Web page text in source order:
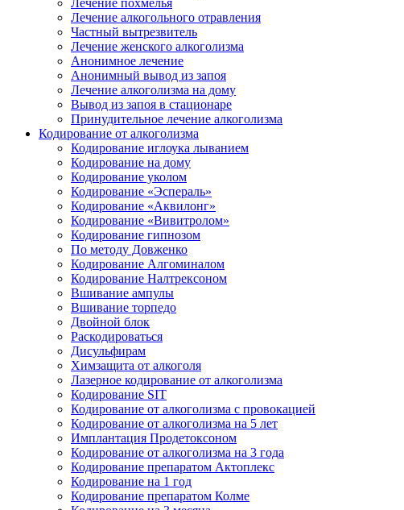
Лечение похмелья
Лечение алкогольного отравления
Частный вытрезвитель
Лечение женского алкоголизма
Анонимное лечение
Анонимный вывод из запоя
Лечение алкоголизма на дому
Вывод из запоя в стационаре
Принудительное лечение алкоголизма
Кодирование от алкоголизма
Кодирование иглоука лыванием
Кодирование на дому
Кодирование уколом
Кодирование «Эспераль»
Кодирование «Аквилонг»
Кодирование «Вивитролом»
Кодирование гипнозом
По методу Довженко
Кодирование Алгоминалом
Кодирование Налтрексоном
Вшивание ампулы
Вшивание торпедо
Двойной блок
Раскодироваться
Дисульфирам
Химзащита от алкоголя
Лазерное кодирование от алкоголизма
Кодирование SIT
Кодирование от алкоголизма с провокацией
Кодирование от алкоголизма на 5 лет
Имплантация Продетоксоном
Кодирование от алкоголизма на 3 года
Кодирование препаратом Актоплекс
Кодирование на 1 год
Кодирование препаратом Колме